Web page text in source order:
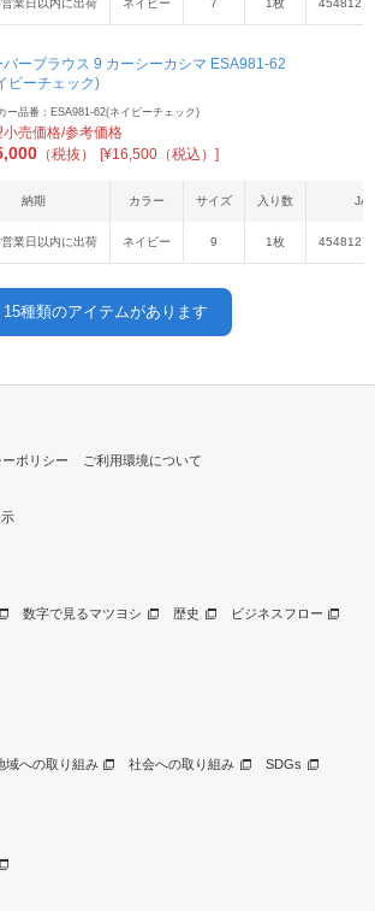
業日以内に出荷 ネイビー 7 1枚
バーブラウス 9 カーシーカシマ ESA981-62
ビーチェック)
ー品番：ESA981-62(ネイビーチェック)
小売価格/参考価格
（税抜） [¥16,500（税込）]
納期 カラー サイズ 入り数
業日以内に出荷 ネイビー 9 1枚
15種類のアイテムがあります
ポリシー ご利用環境について
数字で見るマツヨシ 歴史 ビジネスフロー
域への取り組み 社会への取り組み SDGs